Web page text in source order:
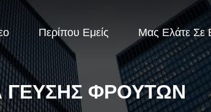
Περίπου Εμείς Μας Ελάτε
ΦΡΟΎΤΩΝ